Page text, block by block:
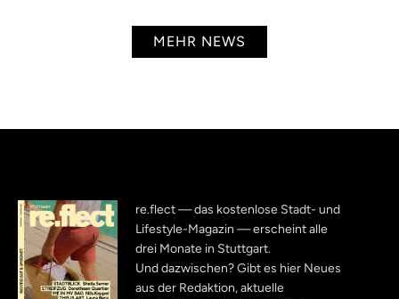
MEHR NEWS
re.flect — das kostenlose Stadt- und
Lifestyle-Magazin — erscheint alle
drei Monate in Stuttgart.
Und dazwischen? Gibt es hier Neues
aus der Redaktion, aktuelle